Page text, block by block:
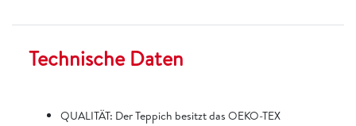
Technische Daten
QUALITÄT: Der Teppich besitzt das OEKO-TEX